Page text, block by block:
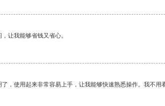
让我能够省钱又省心。
，使用起来非常容易上手，让我能够快速熟悉操作。我不用